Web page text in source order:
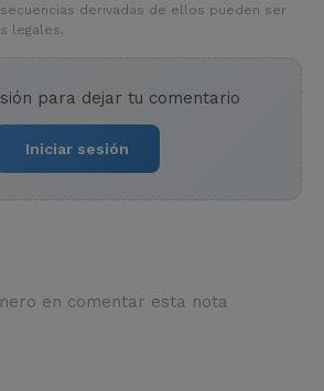
derivadas de ellos pueden ser
legales.
para dejar tu comentario
Iniciar sesión
en comentar esta nota